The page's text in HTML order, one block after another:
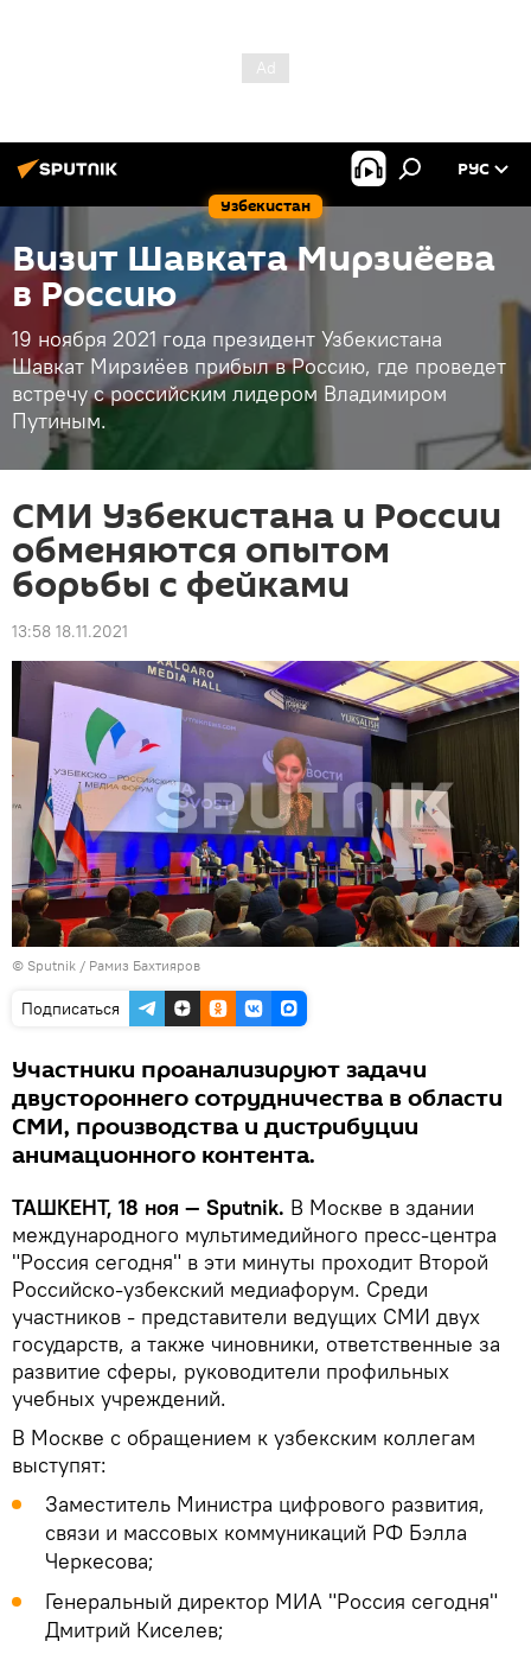
Узбекистан
РУС
Визит Шавката Мирзиёева
в Россию
19 ноября 2021 года президент Узбекистана
Шавкат Мирзиёев прибыл в Россию, где проведет
встречу с российским лидером Владимиром
Путиным.
СМИ Узбекистана и России
обменяются опытом
борьбы с фейками
13:58 18.11.2021
© Sputnik / Рамиз Бахтияров
Подписаться
Участники проанализируют задачи
двустороннего сотрудничества в области
СМИ, производства и дистрибуции
анимационного контента.
ТАШКЕНТ, 18 ноя — Sputnik. В Москве в здании
международного мультимедийного пресс-центра
"Россия сегодня" в эти минуты проходит Второй
Российско-узбекский медиафорум. Среди
участников - представители ведущих СМИ двух
государств, а также чиновники, ответственные за
развитие сферы, руководители профильных
учебных учреждений.
В Москве с обращением к узбекским коллегам
выступят:
Заместитель Министра цифрового развития,
связи и массовых коммуникаций РФ Бэлла
Черкесова;
Генеральный директор МИА "Россия сегодня"
Дмитрий Киселев;